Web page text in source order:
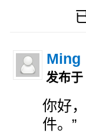
Ming
发布
你好
件。”